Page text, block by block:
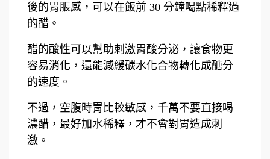
後的胃脹感，可以在飯前 30 分鐘喝點稀釋過
的醋。
醋的酸性可以幫助刺激胃酸分泌，讓食物更
容易消化，還能減緩碳水化合物轉化成醣分
的速度。
不過，空腹時胃比較敏感，千萬不要直接喝
濃醋，最好加水稀釋，才不會對胃造成刺
激。